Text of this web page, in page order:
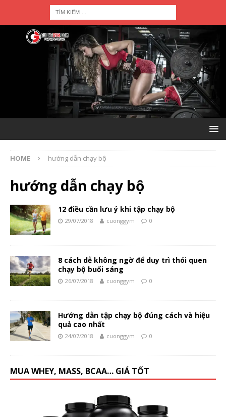
HOME hướng dẫn chạy bộ
hướng dẫn chạy bộ
12 điều cần lưu ý khi tập chạy bộ
29/07/2018 cuonggym 0
8 cách dễ không ngờ để duy trì thói quen
chạy bộ buổi sáng
26/07/2018 cuonggym 0
Hướng dẫn tập chạy bộ đúng cách và hiệu
quả cao nhất
24/07/2018 cuonggym 0
MUA WHEY, MASS, BCAA… GIÁ TỐT